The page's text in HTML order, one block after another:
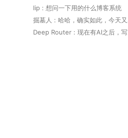
lip : 想问一下用的什么博客系统